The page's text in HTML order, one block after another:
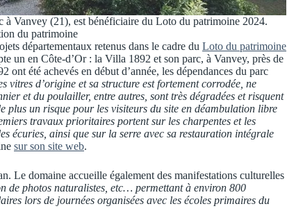
Vanvey (21), est bénéficiaire du Loto du patrimoine 2024.
du patrimoine
départementaux retenus dans le cadre du Loto du patrimoine
un en Côte-d’Or : la Villa 1892 et son parc, à Vanvey, près de
ont été achevés en début d’année, les dépendances du parc
vitres d’origine et sa structure est fortement corrodée, ne
et du poulailler, entre autres, sont très dégradées et risquent
plus un risque pour les visiteurs du site en déambulation libre
travaux prioritaires portent sur les charpentes et les
écuries, ainsi que sur la serre avec sa restauration intégrale
sur son site web.
Le domaine accueille également des manifestations culturelles
de photos naturalistes, etc… permettant à environ 800
lors de journées organisées avec les écoles primaires du